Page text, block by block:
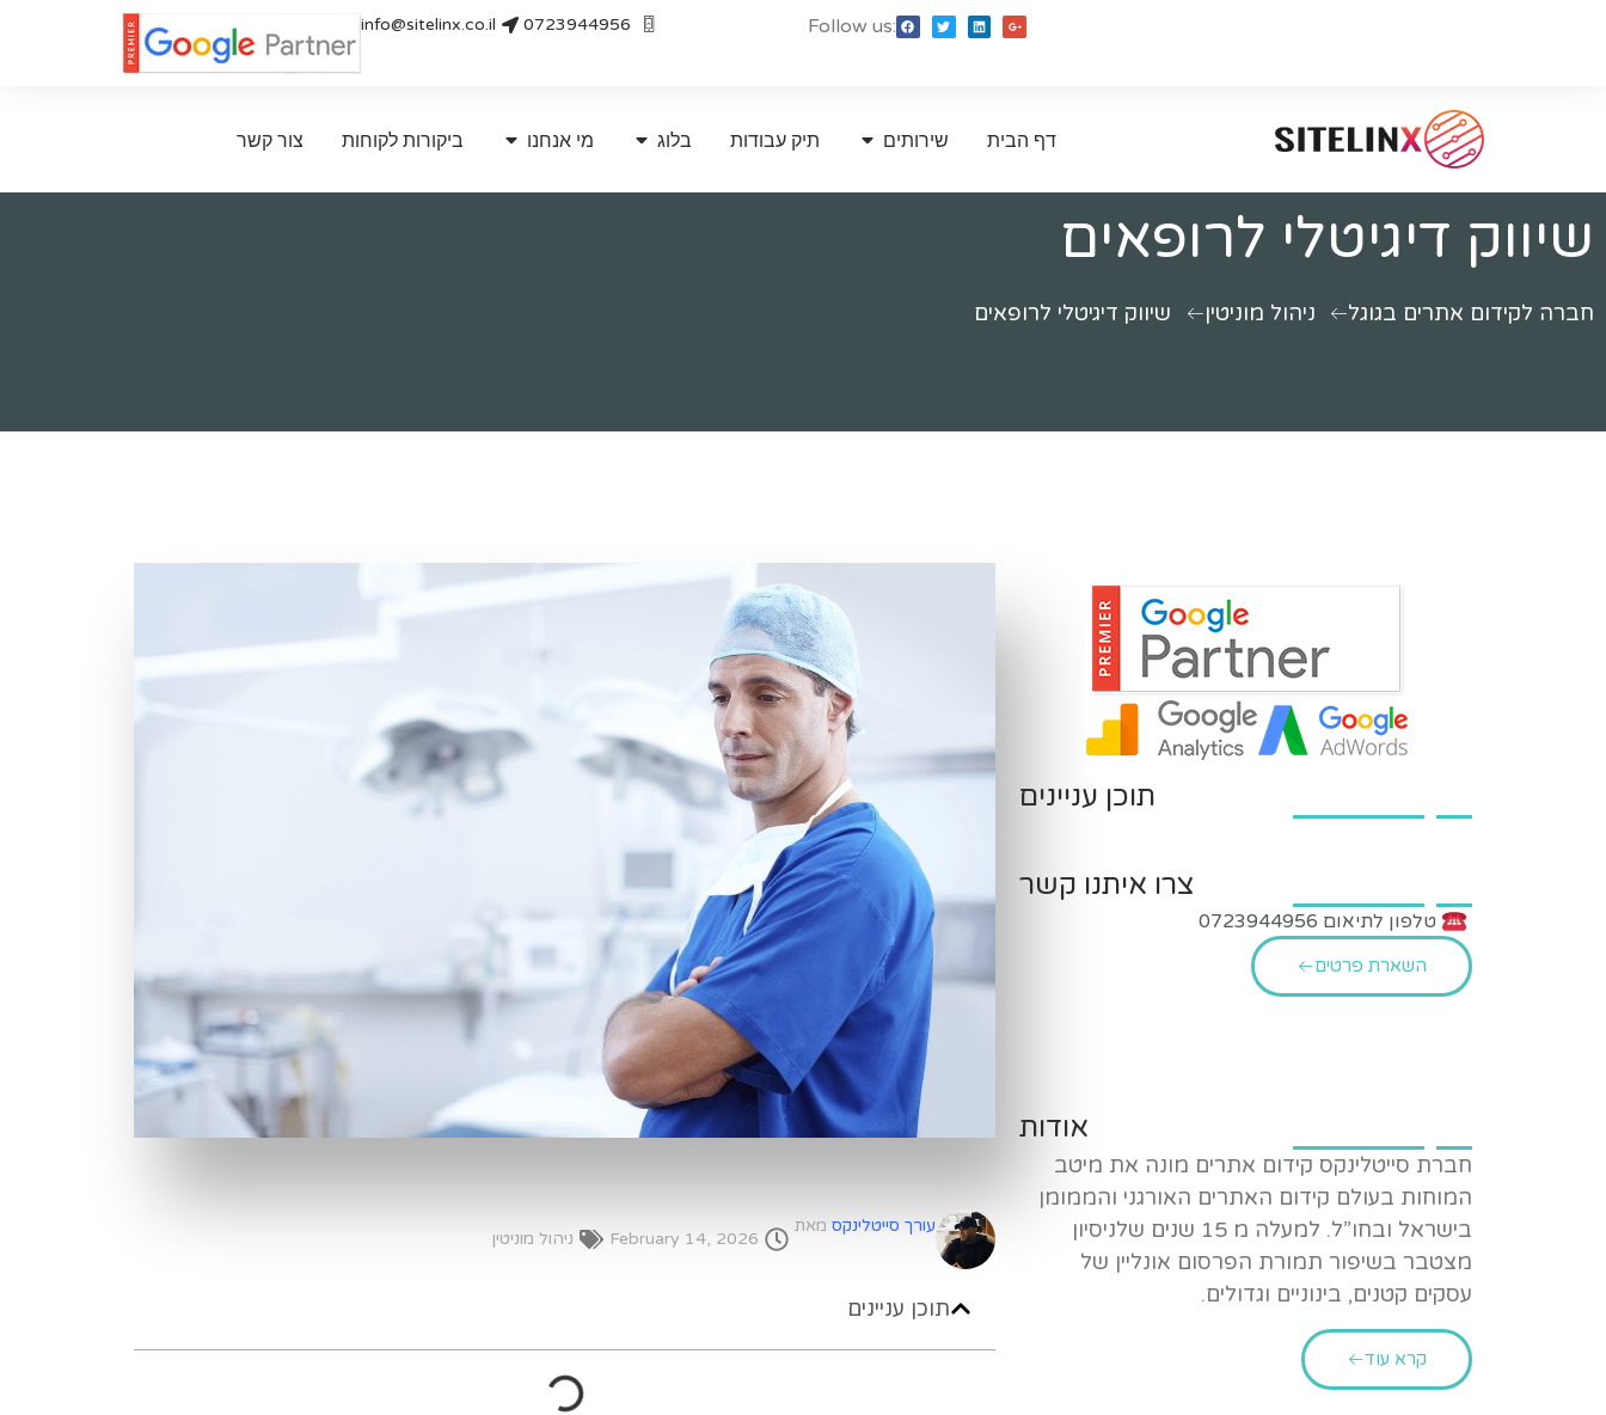
0723944956
info@sitelinx.co.il Follow us:
דף הבית שירותים תיק עבודות בלוג מי אנחנו ביקורות לקוחות צור קשר
שיווק דיגיטלי לרופאים
חברה לקידום אתרים בגוגל ניהול מוניטין שיווק דיגיטלי לרופאים
עורך סייטלינקס מאת
February 14, 2026 ניהול מוניטין
תוכן עניינים
תוכן עניינים
צרו איתנו קשר
טלפון לתיאום 0723944956
השארת פרטים
אודות
חברת סייטלינקס קידום אתרים מונה את מיטב
המוחות בעולם קידום האתרים האורגני והממומן
בישראל ובחו”ל. למעלה מ 15 שנים שלניסיון
מצטבר בשיפור תמורת הפרסום אונליין של
עסקים קטנים, בינוניים וגדולים.
קרא עוד